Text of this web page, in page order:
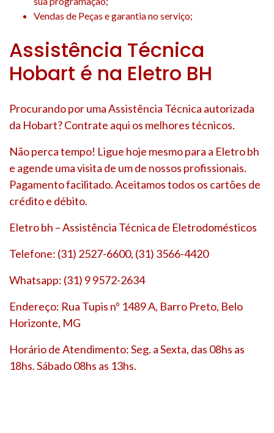
Vendas de Peças e garantia no serviço;
Assistência Técnica
Hobart é na Eletro BH
Procurando por uma Assistência Técnica autorizada
da Hobart? Contrate aqui os melhores técnicos.
Não perca tempo! Ligue hoje mesmo para a Eletro bh
e agende uma visita de um de nossos profissionais.
Pagamento facilitado. Aceitamos todos os cartões de
crédito e débito.
Eletro bh – Assistência Técnica de Eletrodomésticos
Telefone: (31) 2527-6600, (31) 3566-4420
Whatsapp: (31) 9 9572-2634
Endereço: Rua Tupis nº 1489 A, Barro Preto, Belo
Horizonte, MG
Horário de Atendimento: Seg. a Sexta, das 08hs as
18hs. Sábado 08hs as 13hs.